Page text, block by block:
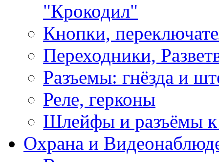
"Крокодил"
Кнопки,
Переходники,
Разъемы: гнёзда и
Реле, герконы
Шлейфы и разъёмы
Охрана и